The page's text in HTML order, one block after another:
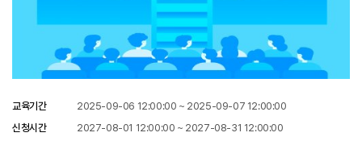
교육기간
2025-09-06 12:00:00 ~ 2025-09-07 12:00:00
신청시간
2027-08-01 12:00:00 ~ 2027-08-31 12:00:00